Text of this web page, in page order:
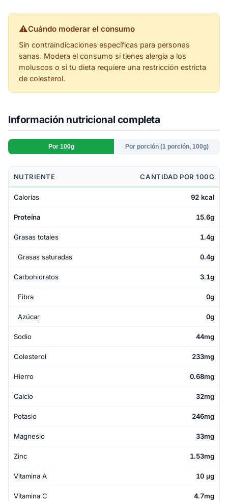
⚠Cuándo moderar el consumo
Sin contraindicaciones específicas para personas
sanas. Modera el consumo si tienes alergia a los
moluscos o si tu dieta requiere una restricción estricta
de colesterol.
Información nutricional completa
Por 100g Por porción (1 porción, 100g)
NUTRIENTE CANTIDAD POR 100G
Calorías 92 kcal
Proteína 15.6g
Grasas totales 1.4g
Grasas saturadas 0.4g
Carbohidratos 3.1g
Fibra 0g
Azúcar 0g
Sodio 44mg
Colesterol 233mg
Hierro 0.68mg
Calcio 32mg
Potasio 246mg
Magnesio 33mg
Zinc 1.53mg
Vitamina A 10 µg
Vitamina C 4.7mg